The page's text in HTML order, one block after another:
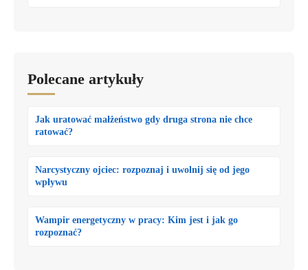
Polecane artykuły
Jak uratować małżeństwo gdy druga strona nie chce
ratować?
Narcystyczny ojciec: rozpoznaj i uwolnij się od jego
wpływu
Wampir energetyczny w pracy: Kim jest i jak go
rozpoznać?